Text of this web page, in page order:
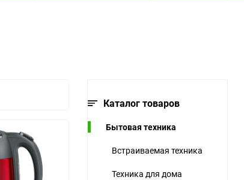
Каталог товаров
Бытовая техника
Встраиваемая техника
Техника для дома